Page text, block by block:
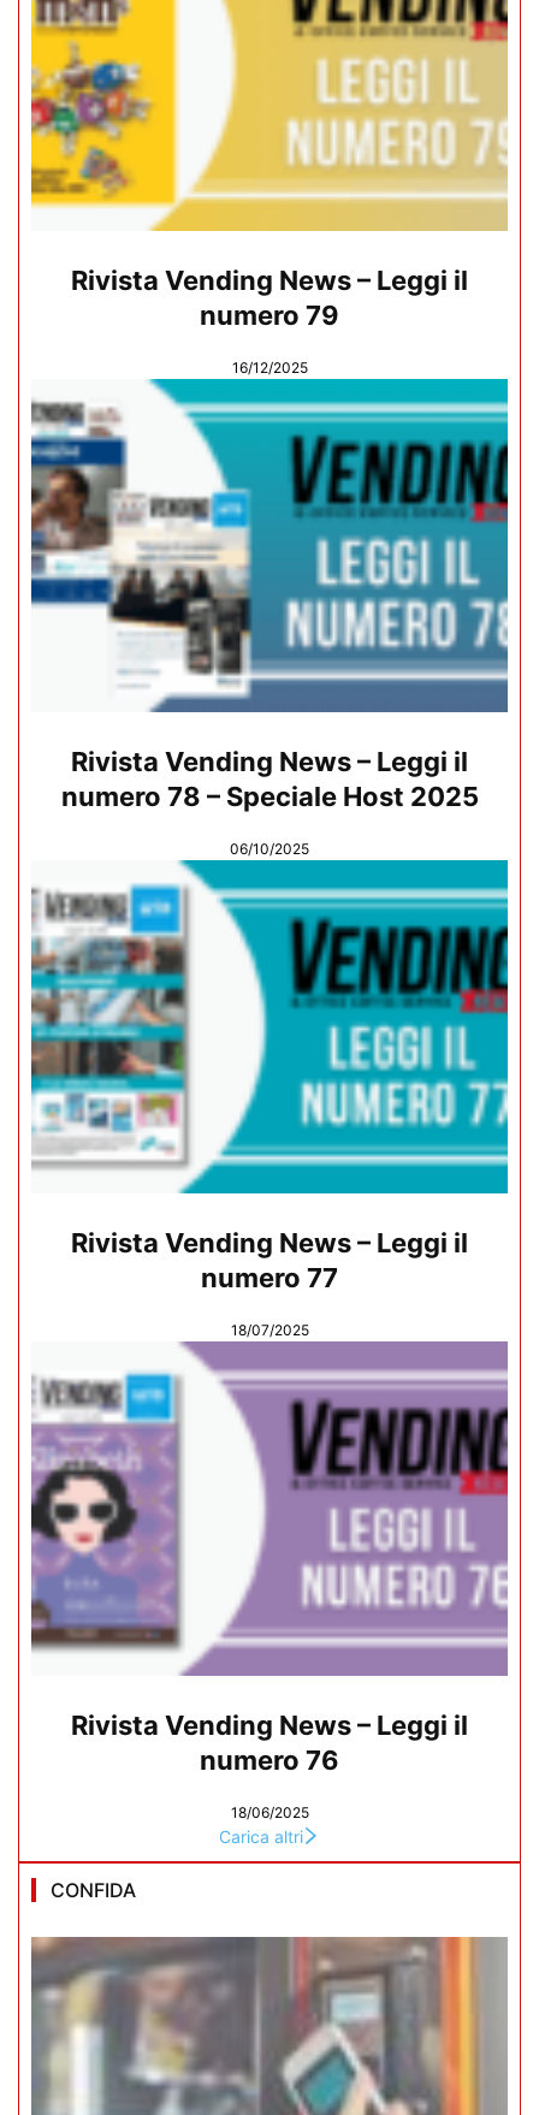
Rivista Vending News – Leggi il
numero 79
16/12/2025
Rivista Vending News – Leggi il
numero 78 – Speciale Host 2025
06/10/2025
Rivista Vending News – Leggi il
numero 77
18/07/2025
Rivista Vending News – Leggi il
numero 76
18/06/2025
Carica altri
CONFIDA